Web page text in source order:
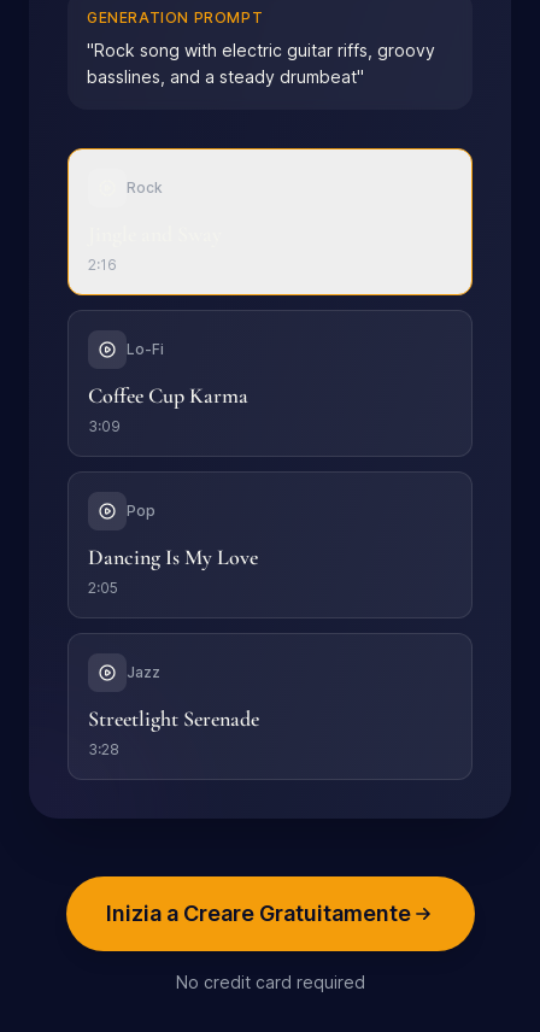
GENERATION PROMPT
"Rock song with electric guitar riffs, groovy
basslines, and a steady drumbeat"
Rock
2:16
Lo-Fi
Coffee Cup Karma
3:09
Pop
Dancing Is My Love
2:05
Jazz
Streetlight Serenade
3:28
Inizia a Creare Gratuitamente
No credit card required